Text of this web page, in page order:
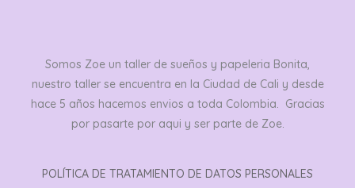
Somos Zoe un taller de sueños y papeleria Bonita,
nuestro taller se encuentra en la Ciudad de Cali y desde
hace 5 años hacemos envios a toda Colombia. Gracias
por pasarte por aqui y ser parte de Zoe.
POLÍTICA DE TRATAMIENTO DE DATOS PERSONALES